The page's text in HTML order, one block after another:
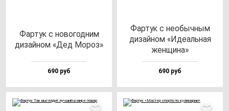
Фар­тук с но­во­год­ним
ди­зай­ном «Дед Мороз»
690 руб
Фар­тук с не­обыч­ным
ди­зай­ном «Иде­аль­ная
жен­щи­на»
690 руб